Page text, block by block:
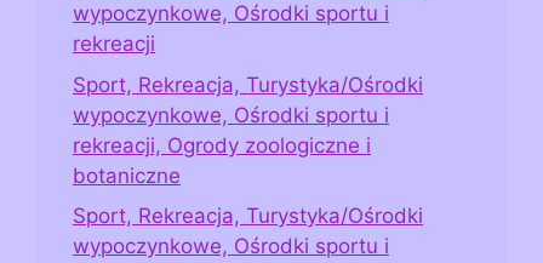
wypoczynkowe, Ośrodki sportu i
rekreacji
Sport, Rekreacja, Turystyka/Ośrodki
wypoczynkowe, Ośrodki sportu i
rekreacji, Ogrody zoologiczne i
botaniczne
Sport, Rekreacja, Turystyka/Ośrodki
wypoczynkowe, Ośrodki sportu i